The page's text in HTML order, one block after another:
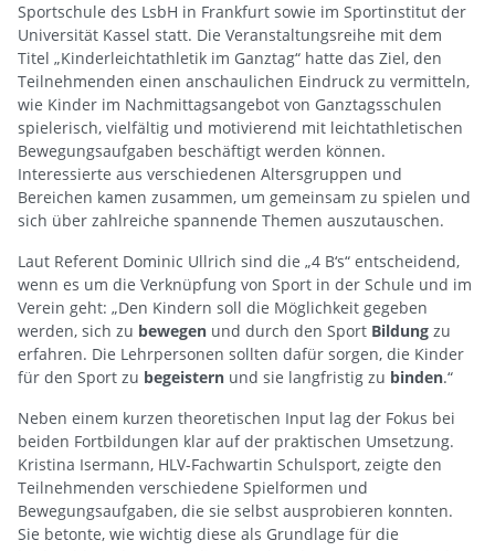
Sportschule des LsbH in Frankfurt sowie im Sportinstitut der
Universität Kassel statt. Die Veranstaltungsreihe mit dem
Titel „Kinderleichtathletik im Ganztag“ hatte das Ziel, den
Teilnehmenden einen anschaulichen Eindruck zu vermitteln,
wie Kinder im Nachmittagsangebot von Ganztagsschulen
spielerisch, vielfältig und motivierend mit leichtathletischen
Bewegungsaufgaben beschäftigt werden können.
Interessierte aus verschiedenen Altersgruppen und
Bereichen kamen zusammen, um gemeinsam zu spielen und
sich über zahlreiche spannende Themen auszutauschen.
Laut Referent Dominic Ullrich sind die „4 B‘s“ entscheidend,
wenn es um die Verknüpfung von Sport in der Schule und im
Verein geht: „Den Kindern soll die Möglichkeit gegeben
werden, sich zu bewegen und durch den Sport Bildung zu
erfahren. Die Lehrpersonen sollten dafür sorgen, die Kinder
für den Sport zu begeistern und sie langfristig zu binden.“
Neben einem kurzen theoretischen Input lag der Fokus bei
beiden Fortbildungen klar auf der praktischen Umsetzung.
Kristina Isermann, HLV-Fachwartin Schulsport, zeigte den
Teilnehmenden verschiedene Spielformen und
Bewegungsaufgaben, die sie selbst ausprobieren konnten.
Sie betonte, wie wichtig diese als Grundlage für die